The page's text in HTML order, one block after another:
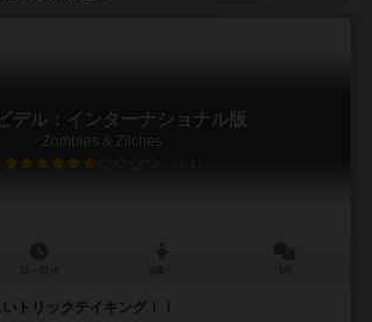
デル：インターナショナル版
Zombies & Zilches
6.1
トリックテイキング！！